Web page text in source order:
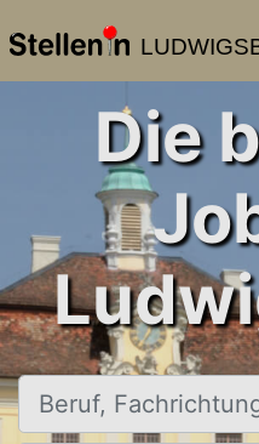
Die
Beruf, Fachrichtung, Firma